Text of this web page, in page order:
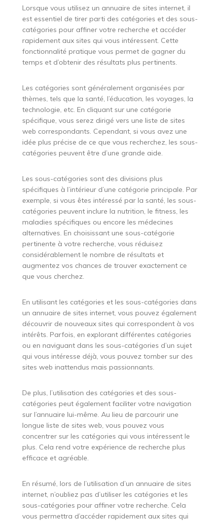
Lorsque vous utilisez un annuaire de sites internet, il
est essentiel de tirer parti des catégories et des sous-
catégories pour affiner votre recherche et accéder
rapidement aux sites qui vous intéressent. Cette
fonctionnalité pratique vous permet de gagner du
temps et d’obtenir des résultats plus pertinents.
Les catégories sont généralement organisées par
thèmes, tels que la santé, l’éducation, les voyages, la
technologie, etc. En cliquant sur une catégorie
spécifique, vous serez dirigé vers une liste de sites
web correspondants. Cependant, si vous avez une
idée plus précise de ce que vous recherchez, les sous-
catégories peuvent être d’une grande aide.
Les sous-catégories sont des divisions plus
spécifiques à l’intérieur d’une catégorie principale. Par
exemple, si vous êtes intéressé par la santé, les sous-
catégories peuvent inclure la nutrition, le fitness, les
maladies spécifiques ou encore les médecines
alternatives. En choisissant une sous-catégorie
pertinente à votre recherche, vous réduisez
considérablement le nombre de résultats et
augmentez vos chances de trouver exactement ce
que vous cherchez.
En utilisant les catégories et les sous-catégories dans
un annuaire de sites internet, vous pouvez également
découvrir de nouveaux sites qui correspondent à vos
intérêts. Parfois, en explorant différentes catégories
ou en naviguant dans les sous-catégories d’un sujet
qui vous intéresse déjà, vous pouvez tomber sur des
sites web inattendus mais passionnants.
De plus, l’utilisation des catégories et des sous-
catégories peut également faciliter votre navigation
sur l’annuaire lui-même. Au lieu de parcourir une
longue liste de sites web, vous pouvez vous
concentrer sur les catégories qui vous intéressent le
plus. Cela rend votre expérience de recherche plus
efficace et agréable.
En résumé, lors de l’utilisation d’un annuaire de sites
internet, n’oubliez pas d’utiliser les catégories et les
sous-catégories pour affiner votre recherche. Cela
vous permettra d’accéder rapidement aux sites qui